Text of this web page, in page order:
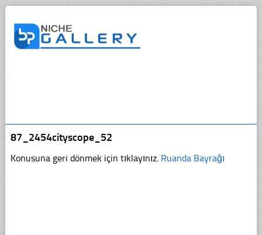
87_2454cityscope_52
Konusuna geri dönmek için tıklayınız. Ruanda Bayrağı